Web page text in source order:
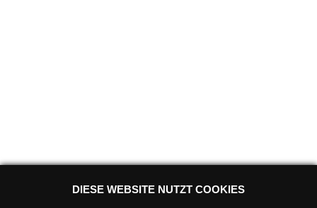
DIESE WEBSITE NUTZT COOKIES